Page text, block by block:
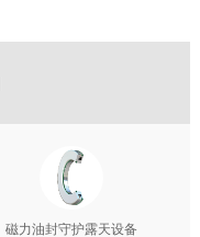
磁力油封守护露天设备